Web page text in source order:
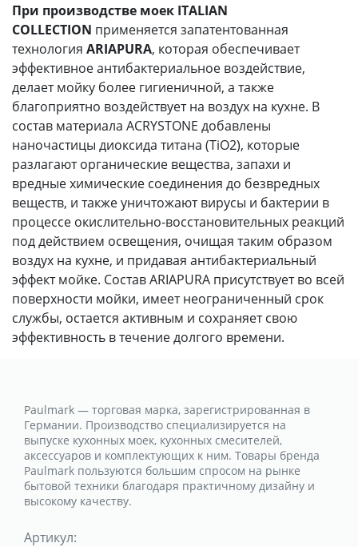
При производстве моек ITALIAN
COLLECTION применяется запатентованная
технология ARIAPURA, которая обеспечивает
эффективное антибактериальное воздействие,
делает мойку более гигиеничной, а также
благоприятно воздействует на воздух на кухне. В
состав материала ACRYSTONE добавлены
наночастицы диоксида титана (TiО2), которые
разлагают органические вещества, запахи и
вредные химические соединения до безвредных
веществ, и также уничтожают вирусы и бактерии в
процессе окислительно-восстановительных реакций
под действием освещения, очищая таким образом
воздух на кухне, и придавая антибактериальный
эффект мойке. Состав ARIAPURA присутствует во всей
поверхности мойки, имеет неограниченный срок
службы, остается активным и сохраняет свою
эффективность в течение долгого времени.
Paulmark — торговая марка, зарегистрированная в
Германии. Производство специализируется на
выпуске кухонных моек, кухонных смесителей,
аксессуаров и комплектующих к ним. Товары бренда
Paulmark пользуются большим спросом на рынке
бытовой техники благодаря практичному дизайну и
высокому качеству.
Артикул: